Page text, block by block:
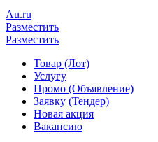
Au.ru
Разместить
Разместить
Товар (Лот)
Услугу
Промо (Объявление)
Заявку (Тендер)
Новая акция
Вакансию